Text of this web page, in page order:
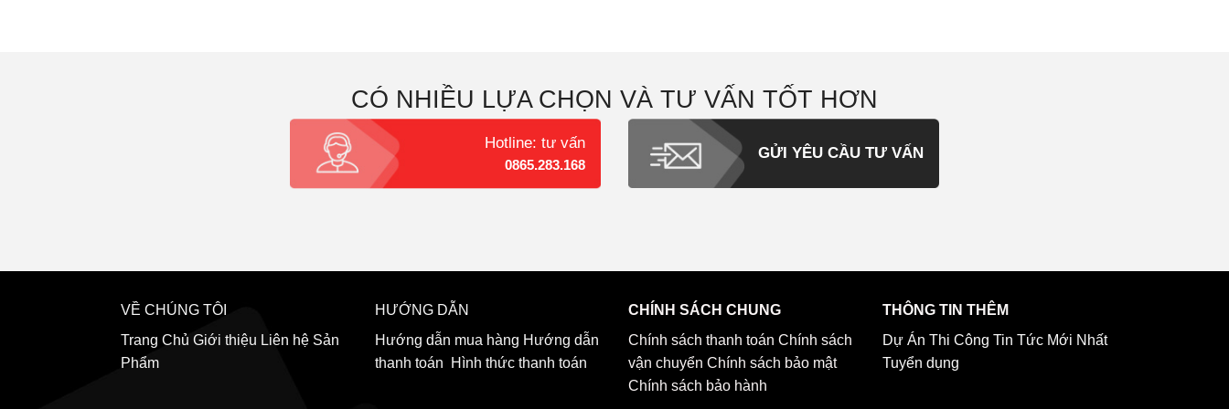
CÓ NHIỀU LỰA CHỌN VÀ TƯ VẤN TỐT HƠN
Hotline: tư vấn
0865.283.168
GỬI YÊU CẦU TƯ VẤN
VỀ CHÚNG TÔI
Trang Chủ Giới thiệu Liên hệ Sản
Phẩm
HƯỚNG DẪN
Hướng dẫn mua hàng Hướng dẫn
thanh toán
Hình thức thanh toán
CHÍNH SÁCH CHUNG
Chính sách thanh toán Chính sách
vận chuyển Chính sách bảo mật
Chính sách bảo hành
THÔNG TIN THÊM
Dự Án Thi Công Tin Tức Mới Nhất
Tuyển dụng